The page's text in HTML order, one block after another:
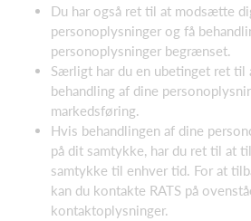
Du har også ret til at modsætte
personoplysninger og få
personoplysninger begrænset.
Særligt har du en ubetinget ret
behandling af dine
markedsføring.
Hvis behandlingen af dine
på dit samtykke, har du ret til at
samtykke til enhver tid. For at
kan du kontakte RATS på
kontaktoplysninger.